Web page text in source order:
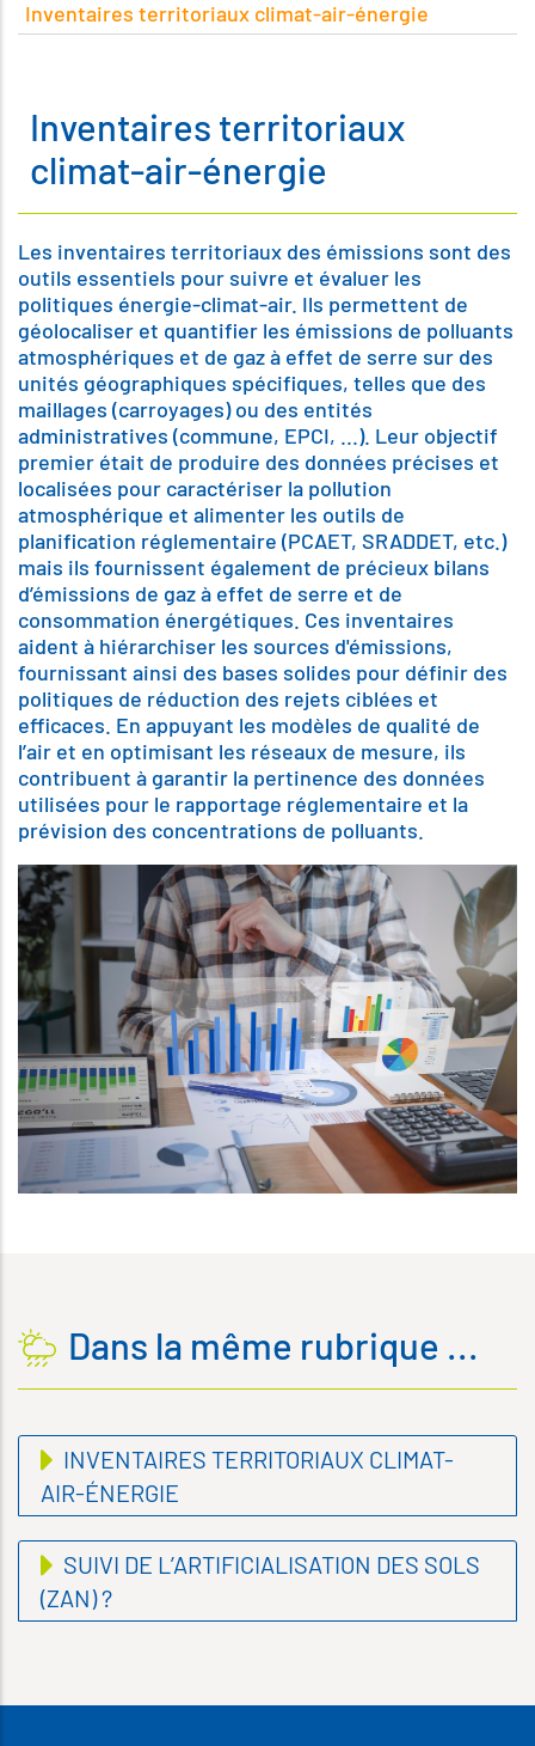
Inventaires territoriaux climat-air-énergie
Inventaires territoriaux
climat-air-énergie
Les inventaires territoriaux des émissions sont des
outils essentiels pour suivre et évaluer les
politiques énergie-climat-air. Ils permettent de
géolocaliser et quantifier les émissions de polluants
atmosphériques et de gaz à effet de serre sur des
unités géographiques spécifiques, telles que des
maillages (carroyages) ou des entités
administratives (commune, EPCI, ...). Leur objectif
premier était de produire des données précises et
localisées pour caractériser la pollution
atmosphérique et alimenter les outils de
planification réglementaire (PCAET, SRADDET, etc.)
mais ils fournissent également de précieux bilans
d’émissions de gaz à effet de serre et de
consommation énergétiques. Ces inventaires
aident à hiérarchiser les sources d'émissions,
fournissant ainsi des bases solides pour définir des
politiques de réduction des rejets ciblées et
efficaces. En appuyant les modèles de qualité de
l’air et en optimisant les réseaux de mesure, ils
contribuent à garantir la pertinence des données
utilisées pour le rapportage réglementaire et la
prévision des concentrations de polluants.
Dans la même rubrique ...
INVENTAIRES TERRITORIAUX CLIMAT-
AIR-ÉNERGIE
SUIVI DE L’ARTIFICIALISATION DES SOLS
(ZAN) ?